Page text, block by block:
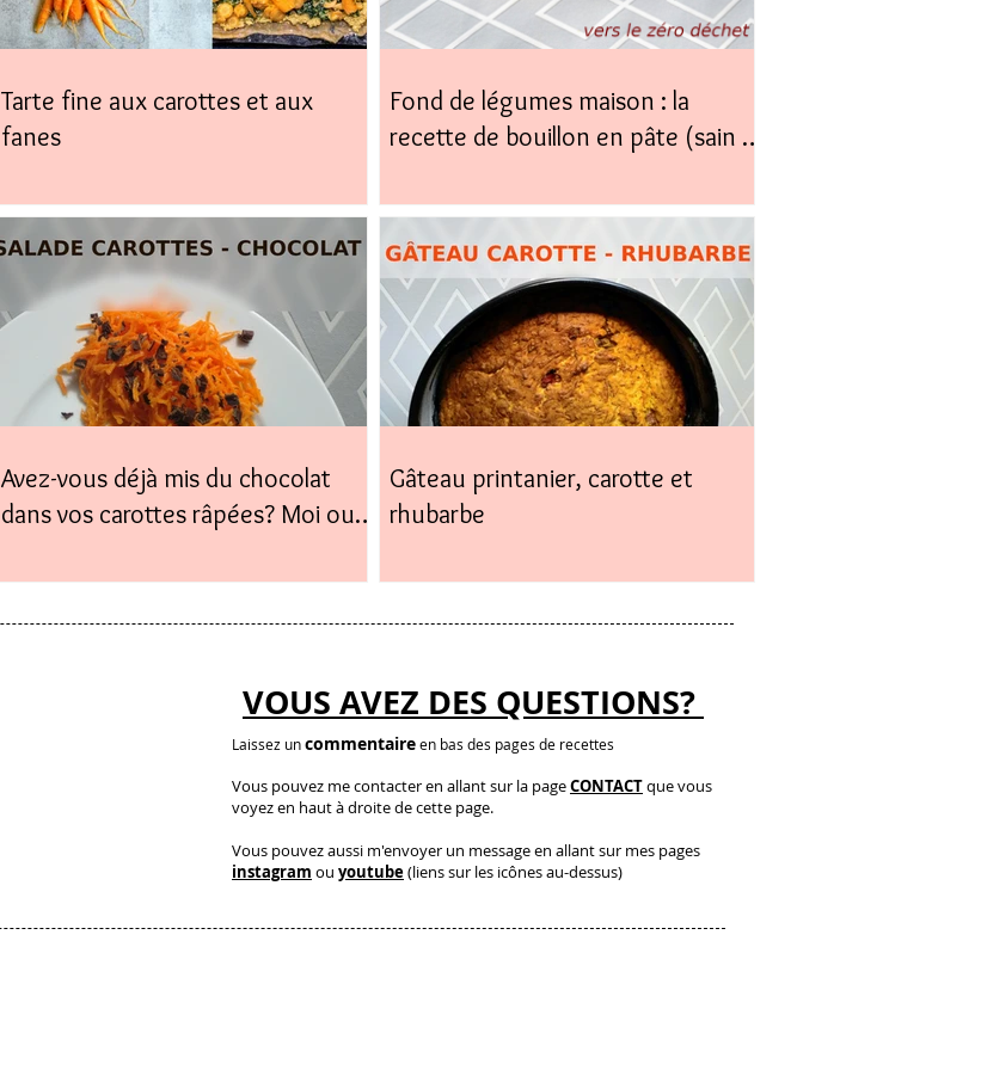
Tarte fine aux carottes et aux
fanes
Fond de légumes maison : la
recette de bouillon en pâte (sain &
Avez-vous déjà mis du chocolat
dans vos carottes râpées? Moi oui,
Gâteau printanier, carotte et
rhubarbe
VOUS AVEZ DES QUESTIONS?
Laissez uncommentaireen bas des pages de recettes
Vous pouvez me contacter en allant sur la pageCONTACTque vous
voyez en haut à droite de cette page.
Vous pouvez aussi m'envoyer un message en allant sur mes pages
instagram ou youtube(liens sur les icônes au-dessus)